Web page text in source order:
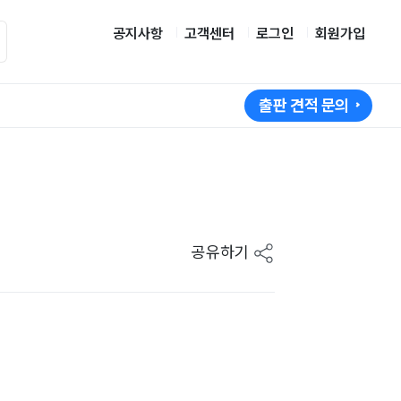
공지사항 고객센터 로그인 회원가입
출판 견적 문의
공유하기